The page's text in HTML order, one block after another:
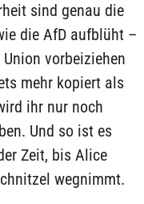
sind genau die
die AfD aufblüht –
vorbeiziehen
mehr kopiert als
ihr nur noch
Und so ist es
Zeit, bis Alice
wegnimmt.